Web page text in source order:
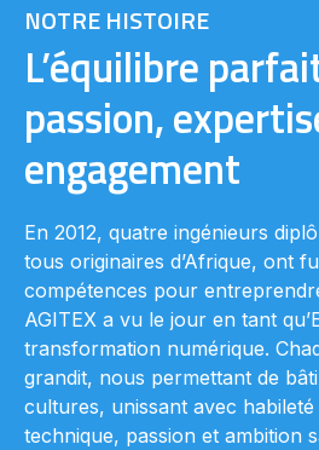
NOTRE HISTOIRE
L’équilibre
passion,
engagement
En 2012, quatre ingénieurs
tous originaires d’Afrique, ont
compétences pour
AGITEX a vu le jour en tant
transformation numérique.
grandit, nous permettant de
cultures, unissant avec
technique, passion et ambition